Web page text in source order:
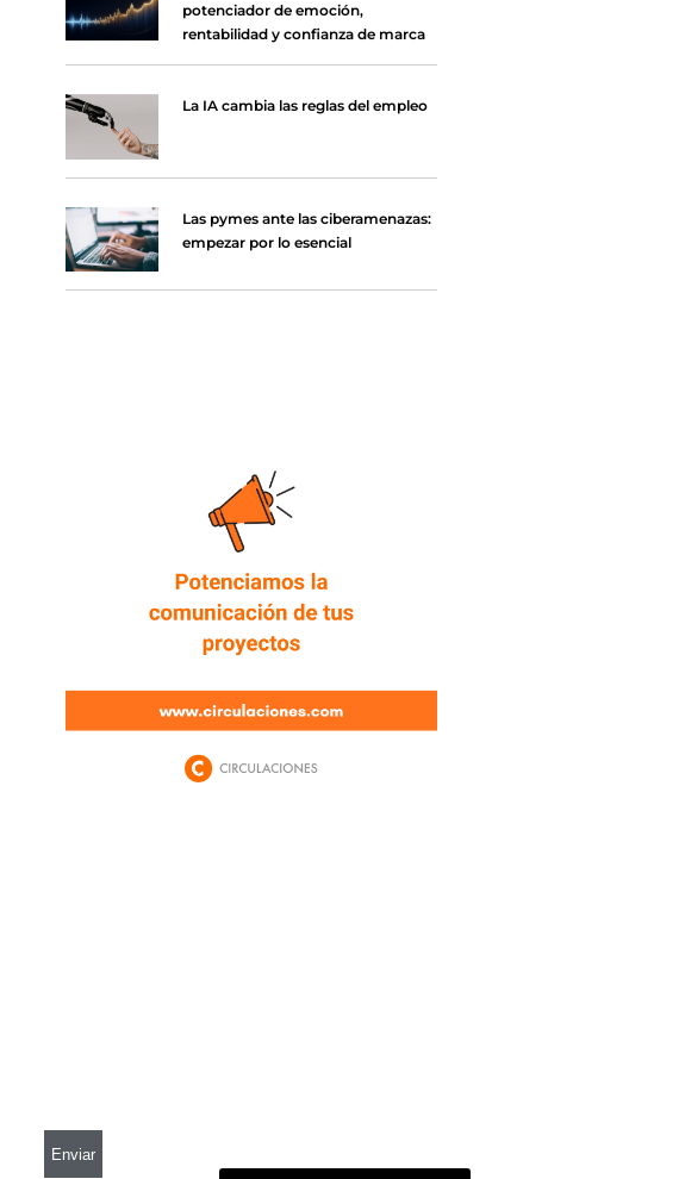
potenciador de emoción,
rentabilidad y confianza de marca
La IA cambia las reglas del empleo
Las pymes ante las ciberamenazas:
empezar por lo esencial